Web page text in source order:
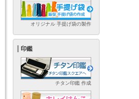
オリジナル 手提げ袋の製作
印鑑
チタン印鑑 作成